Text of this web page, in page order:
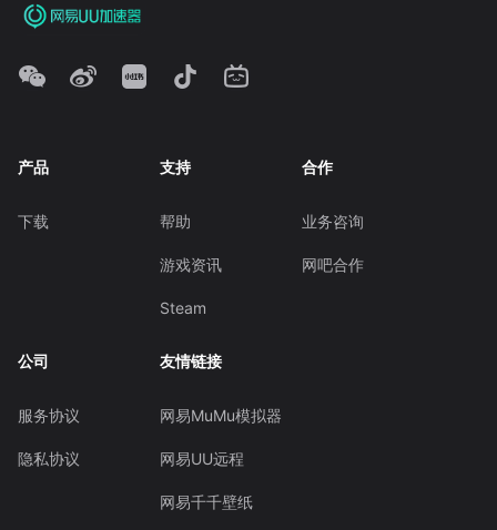
产品
下载
支持
帮助
游戏资讯
Steam
合作
业务咨询
网吧合作
公司
服务协议
隐私协议
友情链接
网易MuMu模拟器
网易UU远程
网易千千壁纸